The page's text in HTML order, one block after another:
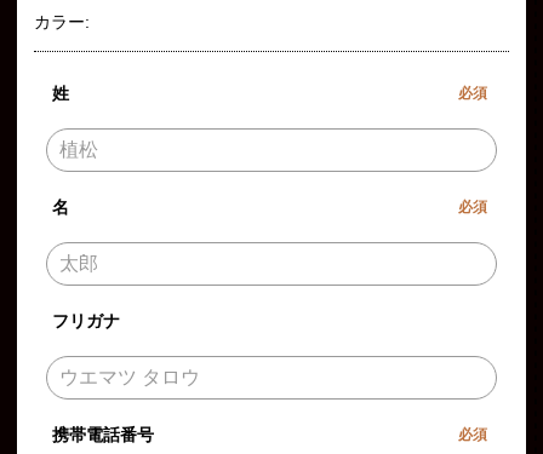
カラー:
姓 必須
名 必須
フリガナ
携帯電話番号 必須